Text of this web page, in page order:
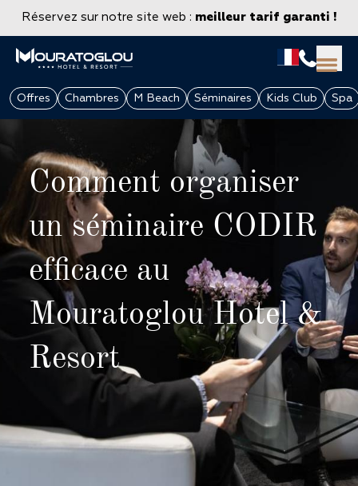
Réservez sur notre site web : meilleur tarif garanti !
GROUPES & ENTREPRISES
Offres Chambres M Beach Séminaires Kids Club Spa
Comment organiser
un séminaire CODIR
efficace au
Mouratoglou Hotel &
Resort